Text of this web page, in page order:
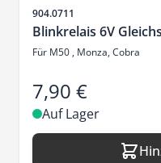
Artikelnr.
904.0711
Blinkrelais 6V
Für M50 , Monza, Cobra
7,90 €
Auf Lager